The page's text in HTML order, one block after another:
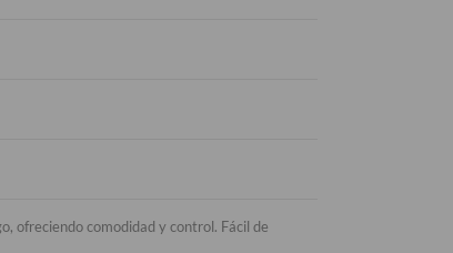
ofreciendo comodidad y control. Fácil de